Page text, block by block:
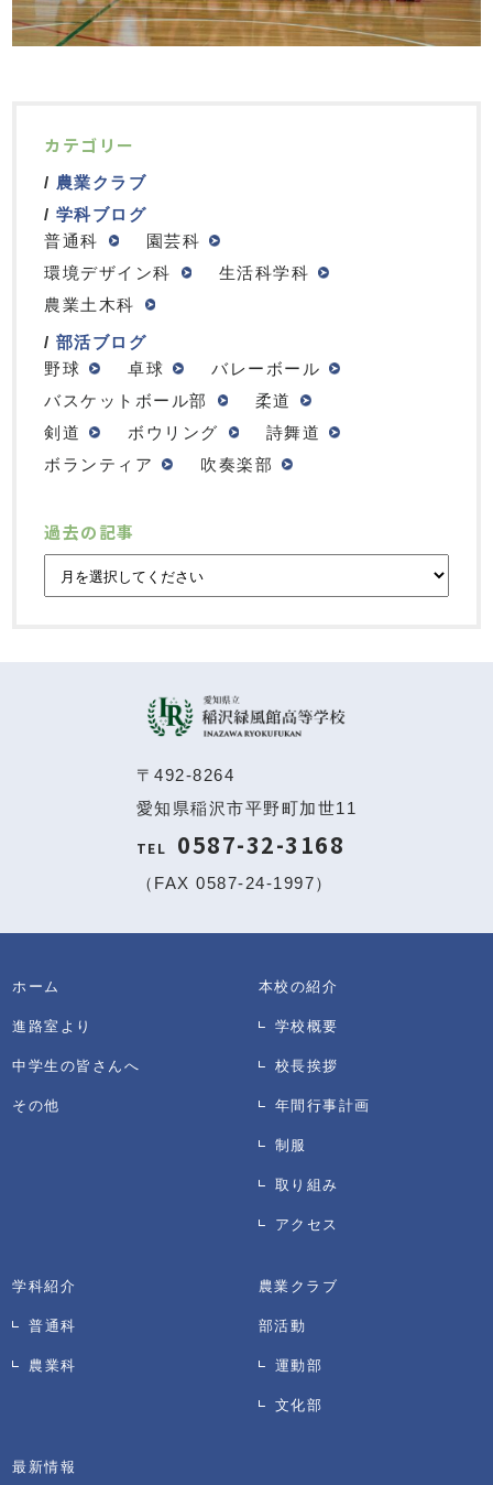
カテゴリー
農業クラブ
学科ブログ
普通科
園芸科
環境デザイン科
生活科学科
農業土木科
部活ブログ
野球
卓球
バレーボール
バスケットボール部
柔道
剣道
ボウリング
詩舞道
ボランティア
吹奏楽部
過去の記事
〒492-8264
愛知県稲沢市平野町加世11
TEL 0587-32-3168
（FAX 0587-24-1997）
ホーム
進路室より
中学生の皆さんへ
その他
本校の紹介
学校概要
校長挨拶
年間行事計画
制服
取り組み
アクセス
学科紹介
普通科
農業科
農業クラブ
部活動
運動部
文化部
最新情報